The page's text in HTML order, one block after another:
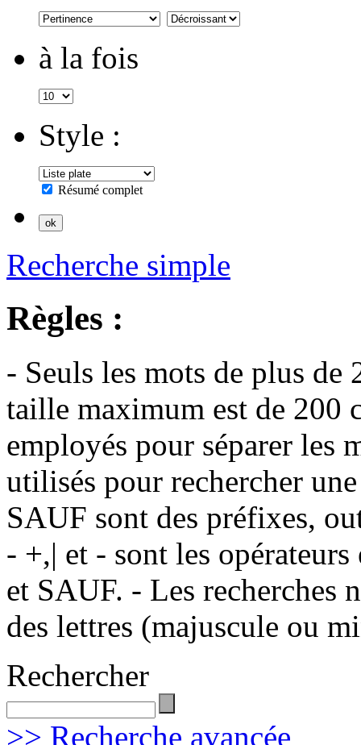
à la fois
Style :
Résumé complet
Recherche simple
Règles :
- Seuls les mots de plus de
taille maximum est de 200
employés pour séparer les
utilisés pour rechercher
SAUF sont des préfixes,
- +,| et - sont les
et SAUF. - Les recherches
des lettres (majuscule ou
Rechercher
>> Recherche avancée